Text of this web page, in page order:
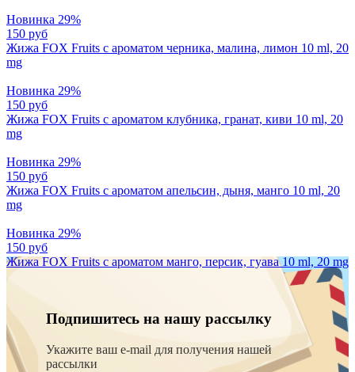
Новинка 29%
150 руб
Жижа FOX Fruits с ароматом черника, малина, лимон 10 ml, 20
mg
Новинка 29%
150 руб
Жижа FOX Fruits с ароматом клубника, гранат, киви 10 ml, 20
mg
Новинка 29%
150 руб
Жижа FOX Fruits с ароматом апельсин, дыня, манго 10 ml, 20
mg
Новинка 29%
150 руб
Жижа FOX Fruits с ароматом манго, персик, гуава 10 ml, 20 mg
Подпишитесь на нашу рассылку
Укажите ваш e-mail для получения нашей
рассылки